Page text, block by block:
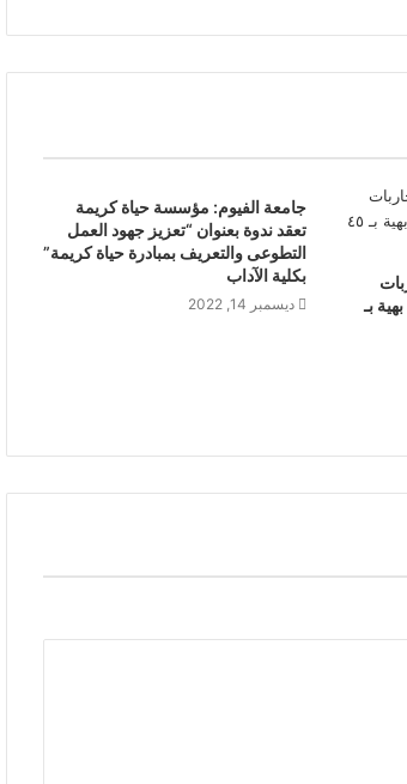
بـ
جامعة الفيوم: مؤسسة حياة كريمة
تعقد ندوة بعنوان “تعزيز جهود العمل
التطوعى والتعريف بمبادرة حياة كريمة”
بكلية الآداب
ديسمبر 14, 2022